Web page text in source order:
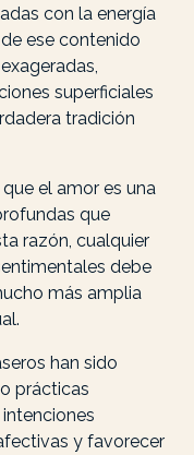
con la energía
ese contenido
superficiales
tradición
el amor es una
que
razón, cualquier
debe
más amplia
han sido
prácticas
y favorecer